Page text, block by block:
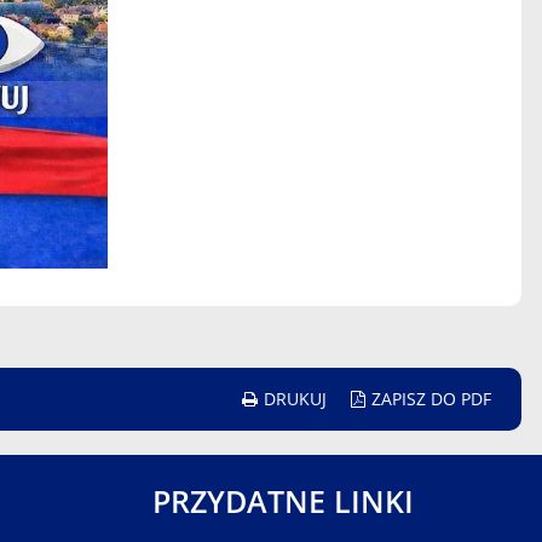
DRUKUJ ZAPISZ DO PDF
PRZYDATNE LINKI